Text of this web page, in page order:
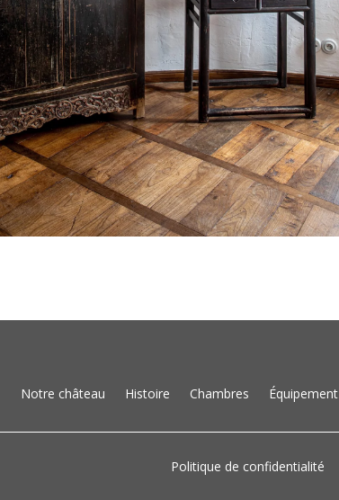
Notre château Histoire Chambres Équipement
Politique de confidentialité